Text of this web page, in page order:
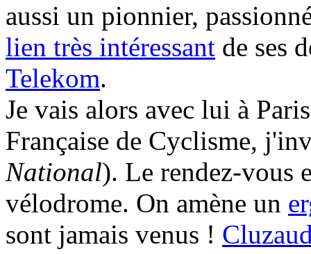
aussi un pionnier,
lien très intéressant de ses
Telekom.
Je vais alors avec lui à
Française de Cyclisme,
National). Le rendez-vous
vélodrome. On amène un
sont jamais venus !